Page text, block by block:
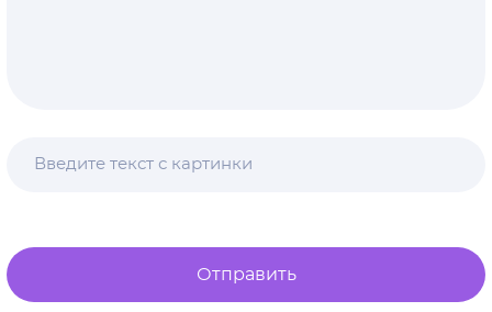
Отправить